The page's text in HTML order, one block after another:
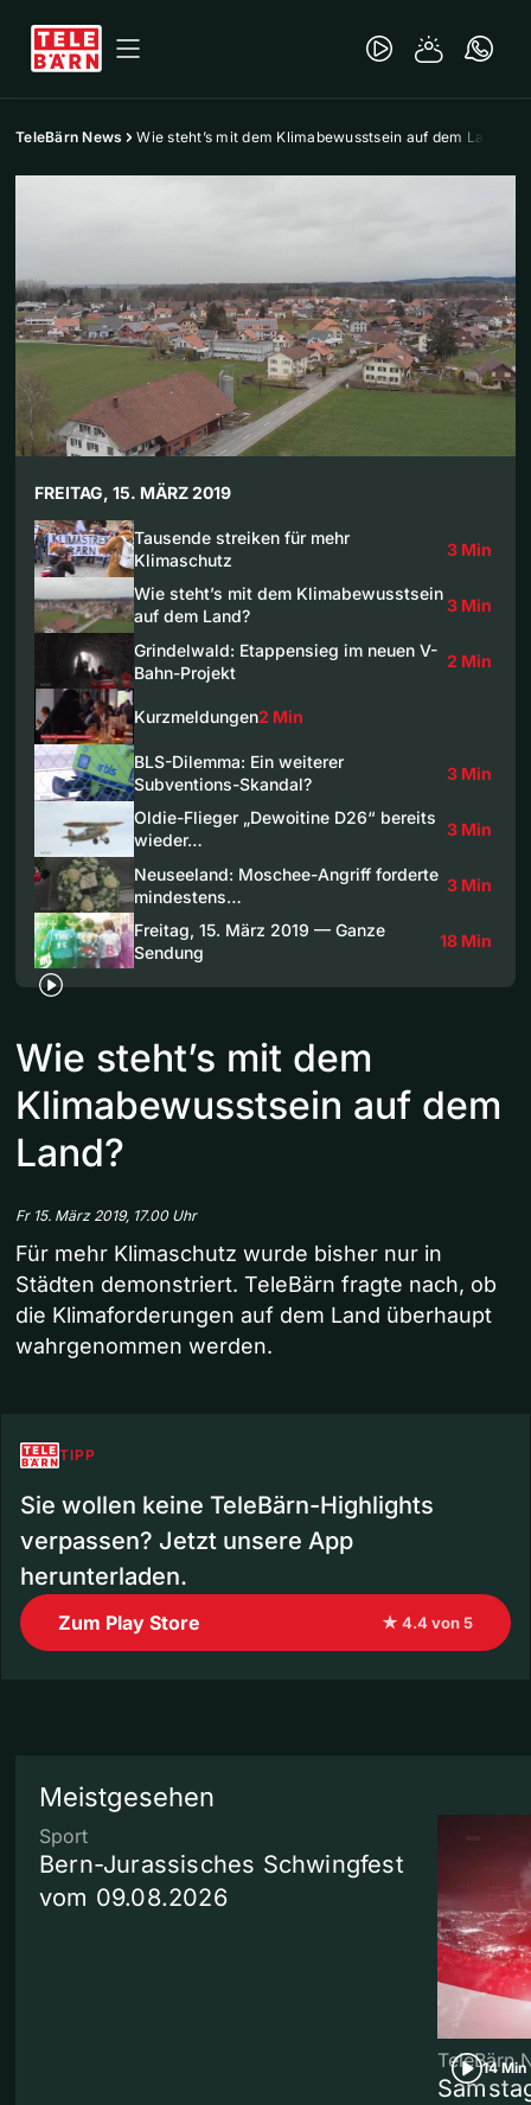
TeleBärn News Wie steht’s mit dem Klimabewusstsein auf dem Land?
FREITAG, 15. MÄRZ 2019
Tausende streiken für mehr
Klimaschutz
3 Min
Wie steht’s mit dem Klimabewusstsein
auf dem Land?
3 Min
Grindelwald: Etappensieg im neuen V-
Bahn-Projekt
2 Min
Kurzmeldungen2 Min
BLS-Dilemma: Ein weiterer
Subventions-Skandal?
3 Min
Oldie-Flieger „Dewoitine D26“ bereits
wieder…
3 Min
Neuseeland: Moschee-Angriff forderte
mindestens…
3 Min
Freitag, 15. März 2019 — Ganze
Sendung
18 Min
Wie steht’s mit dem
Klimabewusstsein auf dem
Land?
Fr 15. März 2019, 17.00 Uhr
Für mehr Klimaschutz wurde bisher nur in
Städten demonstriert. TeleBärn fragte nach, ob
die Klimaforderungen auf dem Land überhaupt
wahrgenommen werden.
TIPP
Sie wollen keine TeleBärn-Highlights
verpassen? Jetzt unsere App
herunterladen.
Zum Play Store ★ 4.4 von 5
Meistgesehen
Sport
Bern-Jurassisches Schwingfest
vom 09.08.2026
14 Min
TeleBärn